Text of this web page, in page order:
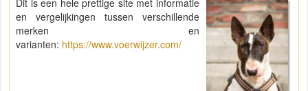
Dit is een hele prettige site met informatie
en vergelijkingen tussen verschillende
merken en
varianten: https://www.voerwijzer.com/